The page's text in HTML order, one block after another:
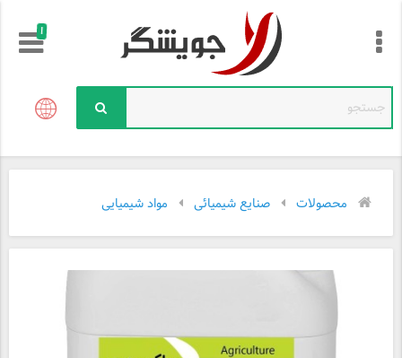
!
محصولات صنایع شیمیائی مواد شیمیایی